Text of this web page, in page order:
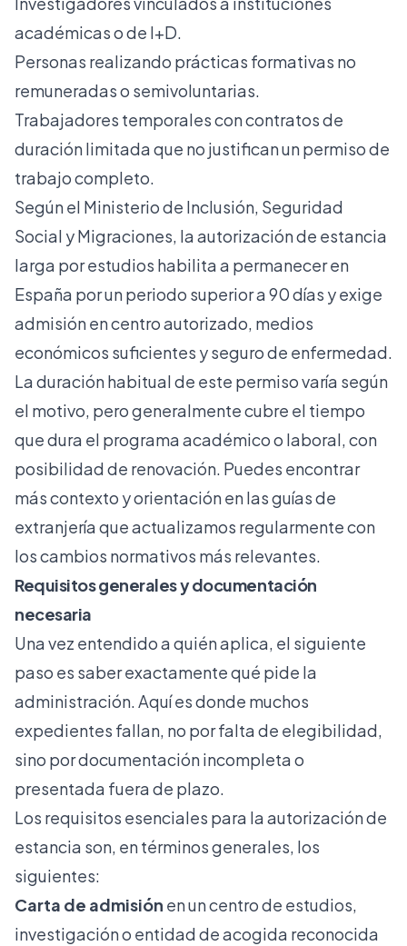
académicas o de I+D.
Personas realizando prácticas formativas no
remuneradas o semivoluntarias.
Trabajadores temporales con contratos de
duración limitada que no justifican un permiso de
trabajo completo.
Según el Ministerio de Inclusión, Seguridad
Social y Migraciones, laautorización de estancia
larga por estudios habilita a permanecer en
España por un periodo superior a 90 días y exige
admisión en centro autorizado, medios
económicos suficientes y seguro de enfermedad.
La duración habitual de este permiso varía según
el motivo, pero generalmente cubre el tiempo
que dura el programa académico o laboral, con
posibilidad de renovación. Puedes encontrar
más contexto y orientación en lasguías de
extranjeríaque actualizamos regularmente con
los cambios normativos más relevantes.
Requisitos generales y documentación
necesaria
Una vez entendido a quién aplica, el siguiente
paso es saber exactamente qué pide la
administración. Aquí es donde muchos
expedientes fallan, no por falta de elegibilidad,
sino por documentación incompleta o
presentada fuera de plazo.
Los requisitos esenciales para la autorización de
estancia son, en términos generales, los
siguientes:
Carta de admisión en un centro de estudios,
investigación o entidad de acogida reconocida